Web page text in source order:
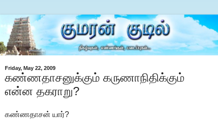
Friday, May 22, 2009
கண்ணதாசனுக்கும் கருணாநிதிக்கும்
என்ன தகராறு?
கண்ணதாசன் யார்?